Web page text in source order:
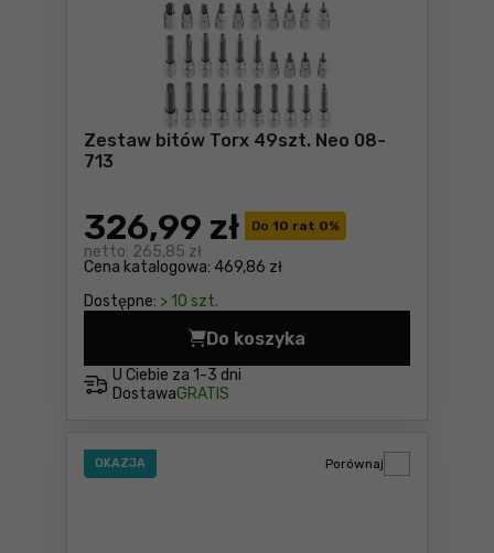
Zestaw bitów Torx 49szt. Neo 08-
713
Do 10 rat 0%
Cena katalogowa: 469,86 zł
326,99 zł
netto: 265,85 zł
Dostępne: > 10 szt.
U Ciebie za 1-3 dni
DostawaGRATIS
Do koszyka
Zestaw bitów Torx 49szt.
OKAZJA Porównaj